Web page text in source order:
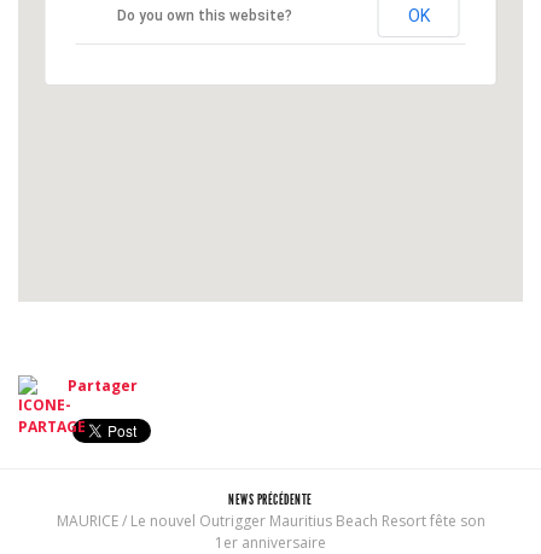
Do you own this website? OK
Partager
NEWS PRÉCÉDENTE
MAURICE / Le nouvel Outrigger Mauritius Beach Resort fête son
1er anniversaire